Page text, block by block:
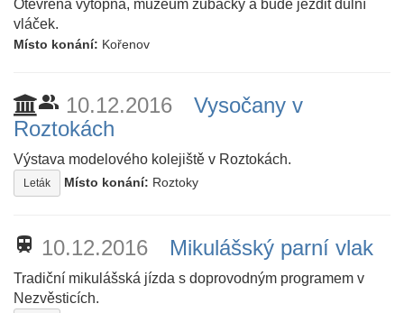
Otevřena výtopna, muzeum zubačky a bude jezdit důlní
vláček.
Místo konání: Kořenov
people_alt 10.12.2016
Vysočany v
Roztokách
Výstava modelového kolejiště v Roztokách.
Leták Místo konání: Roztoky
train 10.12.2016 Mikulášský parní vlak
Tradiční mikulášská jízda s doprovodným programem v
Nezvěsticích.